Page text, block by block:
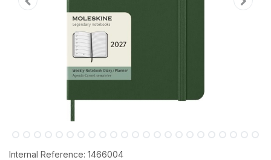
Internal Reference: 1466004